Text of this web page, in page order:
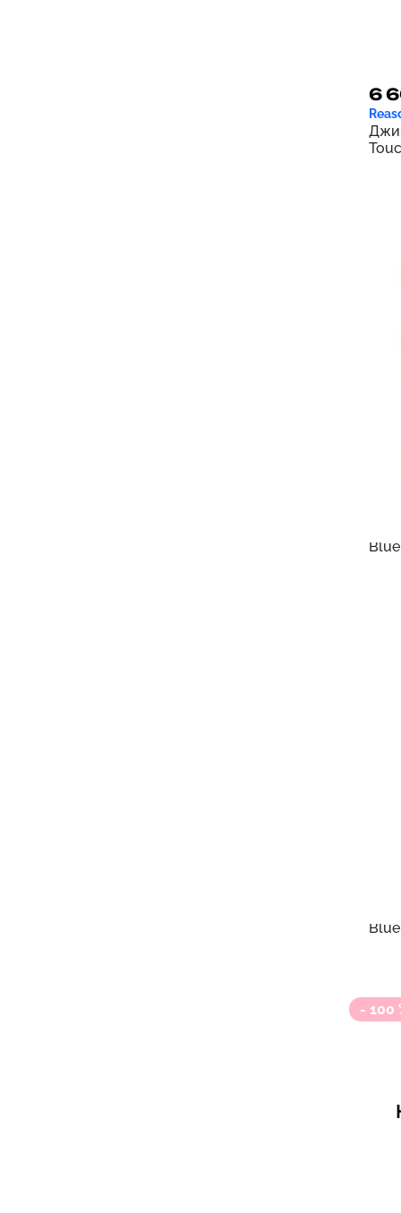
6
6
Blue
Blue
- 100